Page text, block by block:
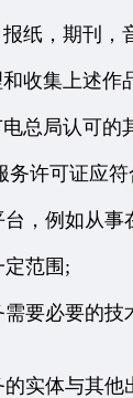
，期刊，
集上述作
局认可的其
许可证应符
例如从事
范围;
必要的技
体与其他